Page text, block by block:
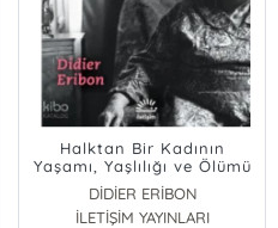
Halktan Bir Kadının
Yaşamı, Yaşlılığı ve Ölümü
DİDİER ERİBON
İLETİŞİM YAYINLARI